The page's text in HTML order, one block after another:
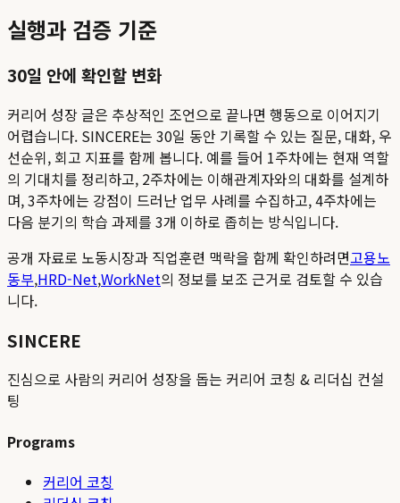
실행과 검증 기준
30일 안에 확인할 변화
커리어 성장 글은 추상적인 조언으로 끝나면 행동으로 이어지기
어렵습니다. SINCERE는 30일 동안 기록할 수 있는 질문, 대화, 우
선순위, 회고 지표를 함께 봅니다. 예를 들어 1주차에는 현재 역할
의 기대치를 정리하고, 2주차에는 이해관계자와의 대화를 설계하
며, 3주차에는 강점이 드러난 업무 사례를 수집하고, 4주차에는
다음 분기의 학습 과제를 3개 이하로 좁히는 방식입니다.
공개 자료로 노동시장과 직업훈련 맥락을 함께 확인하려면고용노
동부,HRD-Net,WorkNet의 정보를 보조 근거로 검토할 수 있습
니다.
SINCERE
진심으로 사람의 커리어 성장을 돕는 커리어 코칭 & 리더십 컨설
팅
Programs
커리어 코칭